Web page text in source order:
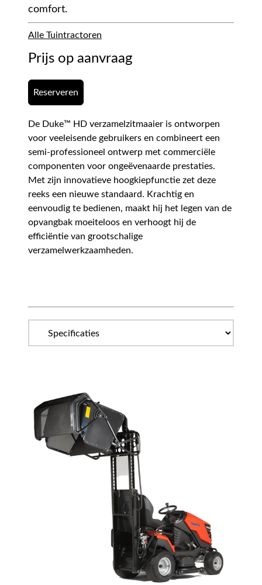
comfort.
Alle Tuintractoren
Prijs op aanvraag
Reserveren
De Duke™ HD verzamelzitmaaier is ontworpen
voor veeleisende gebruikers en combineert een
semi-professioneel ontwerp met commerciële
componenten voor ongeëvenaarde prestaties.
Met zijn innovatieve hoogkiepfunctie zet deze
reeks een nieuwe standaard. Krachtig en
eenvoudig te bedienen, maakt hij het legen van de
opvangbak moeiteloos en verhoogt hij de
efficiëntie van grootschalige
verzamelwerkzaamheden.